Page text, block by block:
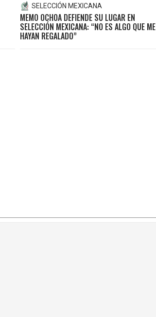
SELECCIÓN MEXICANA
MEMO OCHOA DEFIENDE SU LUGAR EN
SELECCIÓN MEXICANA: “NO ES ALGO QUE ME
HAYAN REGALADO”